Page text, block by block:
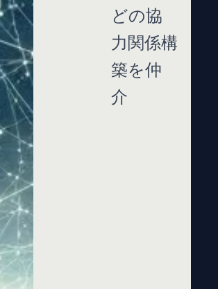
どの協
力関係構
築を仲
介